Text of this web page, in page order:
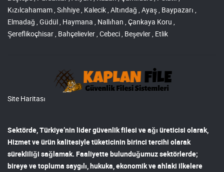
Kızılcahamam , Sıhhiye , Kalecik , Altındağ , Ayaş , Baypazarı ,
Elmadağ , Güdül , Haymana , Nallıhan , Çankaya Koru ,
Şereflikoçhisar , Bahçelievler , Cebeci , Beşevler , Etlik
Site Haritası
Sektörde, Türkiye’nin lidergüvenlik filesi ve ağı üreticisi olarak,
Hizmet ve ürün kalitesiyle tüketicinin birinci tercihi olarak
sürekliliği sağlamak. Faaliyette bulunduğumuz sektörlerde;
bireye ve topluma saygılı, hukuka, ekonomik ve ahlaki ilkelere